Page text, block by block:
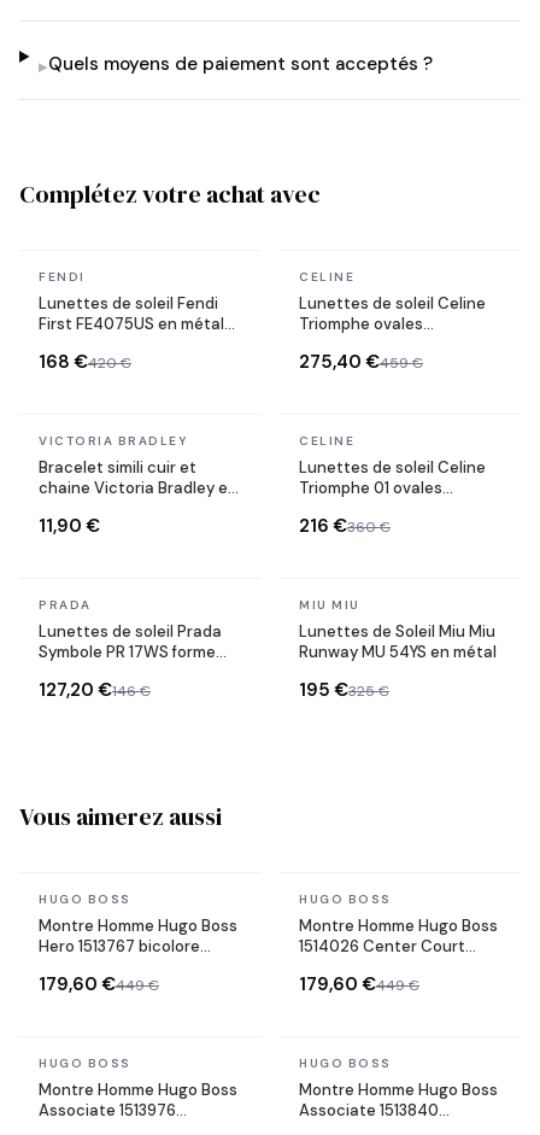
▸Quels moyens de paiement sont acceptés ?
Complétez votre achat avec
En stock
FENDI
Lunettes de soleil Fendi
First FE4075US en métal
168 €420 €
En stock
CELINE
Lunettes de soleil Celine
Triomphe ovales
275,40 €459 €
En stock
VICTORIA BRADLEY
Bracelet simili cuir et
chaine Victoria Bradley en
11,90 €
En stock
CELINE
Lunettes de soleil Celine
Triomphe 01 ovales
216 €360 €
En stock
PRADA
Lunettes de soleil Prada
Symbole PR 17WS forme
127,20 €146 €
En stock
MIU MIU
Lunettes de Soleil Miu Miu
Runway MU 54YS en métal
195 €325 €
Vous aimerez aussi
En stock
HUGO BOSS
Montre Homme Hugo Boss
Hero 1513767 bicolore
bicolore
179,60 €449 €
En stock
HUGO BOSS
Montre Homme Hugo Boss
1514026 Center Court
179,60 €449 €
En stock
HUGO BOSS
Montre Homme Hugo Boss
Associate 1513976
En stock
HUGO BOSS
Montre Homme Hugo Boss
Associate 1513840